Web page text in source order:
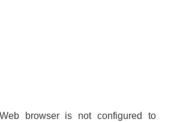
browser is not configured to